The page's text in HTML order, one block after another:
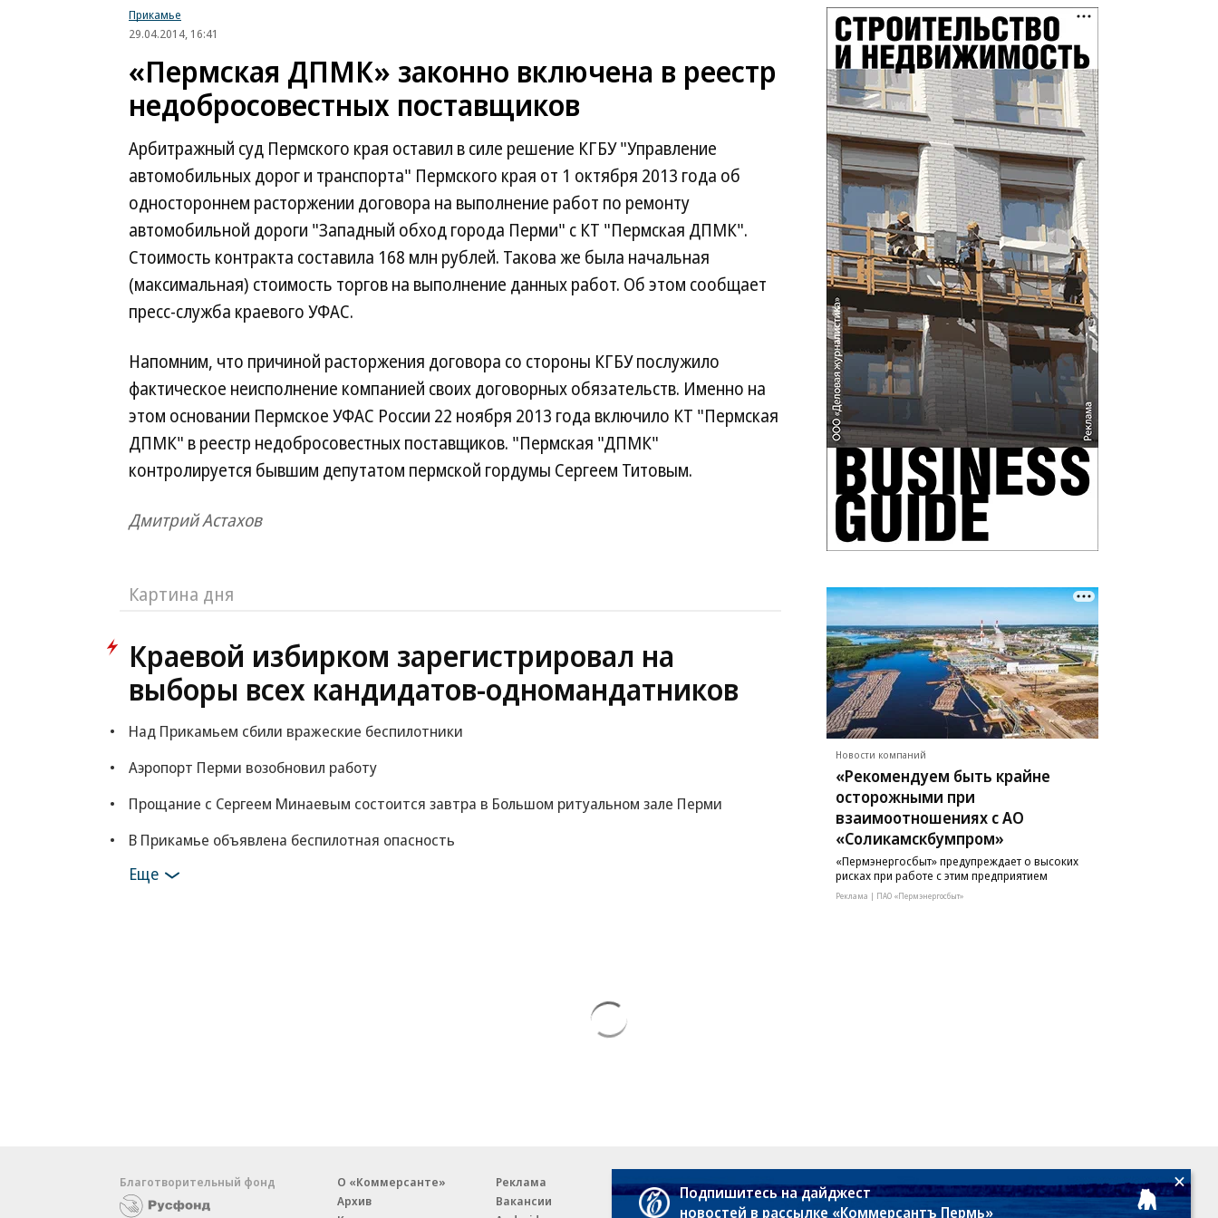
Прикамье
29.04.2014, 16:41
«Пермская ДПМК» законно включена в реестр
недобросовестных поставщиков
Арбитражный суд Пермского края оставил в силе решение КГБУ "Управление
автомобильных дорог и транспорта" Пермского края от 1 октября 2013 года об
одностороннем расторжении договора на выполнение работ по ремонту
автомобильной дороги "Западный обход города Перми" с КТ "Пермская ДПМК".
Стоимость контракта составила 168 млн рублей. Такова же была начальная
(максимальная) стоимость торгов на выполнение данных работ. Об этом сообщает
пресс-служба краевого УФАС.
Напомним, что причиной расторжения договора со стороны КГБУ послужило
фактическое неисполнение компанией своих договорных обязательств. Именно на
этом основании Пермское УФАС России 22 ноября 2013 года включило КТ "Пермская
ДПМК" в реестр недобросовестных поставщиков. "Пермская "ДПМК"
контролируется бывшим депутатом пермской гордумы Сергеем Титовым.
Дмитрий Астахов
Картина дня
Краевой избирком зарегистрировал на
выборы всех кандидатов-одномандатников
Над Прикамьем сбили вражеские беспилотники
Аэропорт Перми возобновил работу
Прощание с Сергеем Минаевым состоится завтра в Большом ритуальном зале Перми
В Прикамье объявлена беспилотная опасность
Еще
Новости компаний
«Рекомендуем быть крайне
осторожными при
взаимоотношениях с АО
«Соликамскбумпром»
«Пермэнергосбыт» предупреждает о высоких
рисках при работе с этим предприятием
Реклама | ПАО «Пермэнергосбыт»
Благотворительный фонд
О «Коммерсанте»
Архив
Реклама
Вакансии
Обратная связь
Правовая информация
18+
Подпишитесь на дайджест
новостей в рассылке «Коммерсантъ Пермь»